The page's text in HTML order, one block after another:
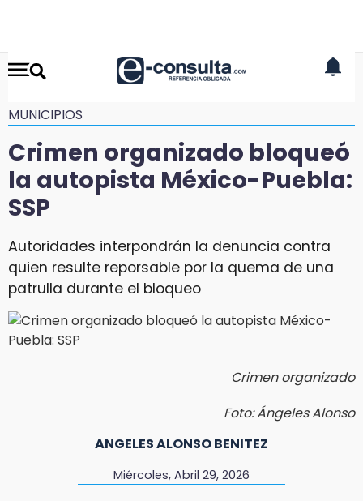
MUNICIPIOS
Crimen organizado bloqueó
la autopista México-Puebla:
SSP
Autoridades interpondrán la denuncia contra
quien resulte reporsable por la quema de una
patrulla durante el bloqueo
Crimen organizado
Foto: Ángeles Alonso
ANGELES ALONSO BENITEZ
Miércoles, Abril 29, 2026